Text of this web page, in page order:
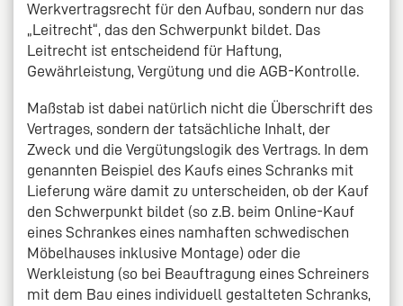
Werkvertragsrecht für den Aufbau, sondern nur das
„Leitrecht“, das den Schwerpunkt bildet. Das
Leitrecht ist entscheidend für Haftung,
Gewährleistung, Vergütung und die AGB-Kontrolle.
Maßstab ist dabei natürlich nicht die Überschrift des
Vertrages, sondern der tatsächliche Inhalt, der
Zweck und die Vergütungslogik des Vertrags. In dem
genannten Beispiel des Kaufs eines Schranks mit
Lieferung wäre damit zu unterscheiden, ob der Kauf
den Schwerpunkt bildet (so z.B. beim Online-Kauf
eines Schrankes eines namhaften schwedischen
Möbelhauses inklusive Montage) oder die
Werkleistung (so bei Beauftragung eines Schreiners
mit dem Bau eines individuell gestalteten Schranks,